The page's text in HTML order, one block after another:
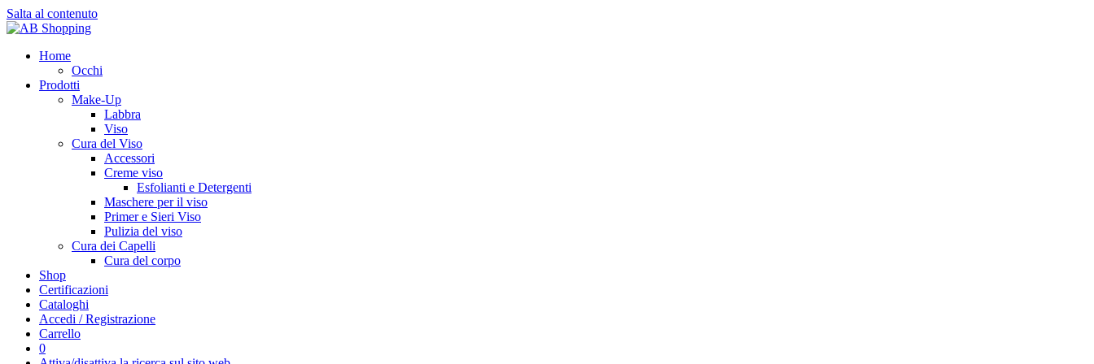
Salta al contenuto
Home
Occhi
Prodotti
Make-Up
Labbra
Viso
Cura del Viso
Accessori
Creme viso
Esfolianti e Detergenti
Maschere per il viso
Primer e Sieri Viso
Pulizia del viso
Cura dei Capelli
Cura del corpo
Shop
Certificazioni
Cataloghi
Accedi / Registrazione
Carrello
0